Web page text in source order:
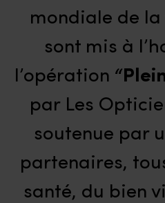
mondiale de la
sont mis à
l’opération
par Les
soutenue par
partenaires,
santé, du bien